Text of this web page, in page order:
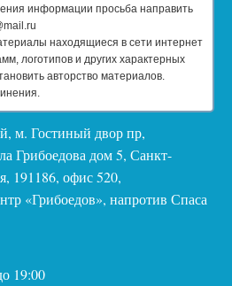
информации просьба направить
находящиеся в сети интернет
логотипов и других характерных
авторство материалов.
м. Гостиный двор пр,
Грибоедова дом 5, Санкт-
191186, офис 520,
«Грибоедов», напротив Спаса
19:00